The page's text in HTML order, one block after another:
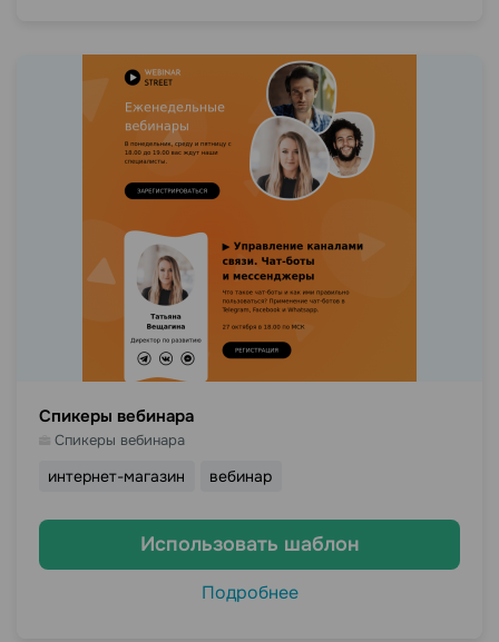
Спикеры вебинара
Спикеры вебинара
интернет-магазин вебинар
Использовать шаблон
Подробнее